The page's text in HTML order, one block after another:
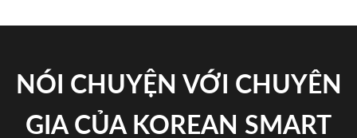
NÓI CHUYỆN VỚI CHUYÊN
GIA CỦA KOREAN SMART